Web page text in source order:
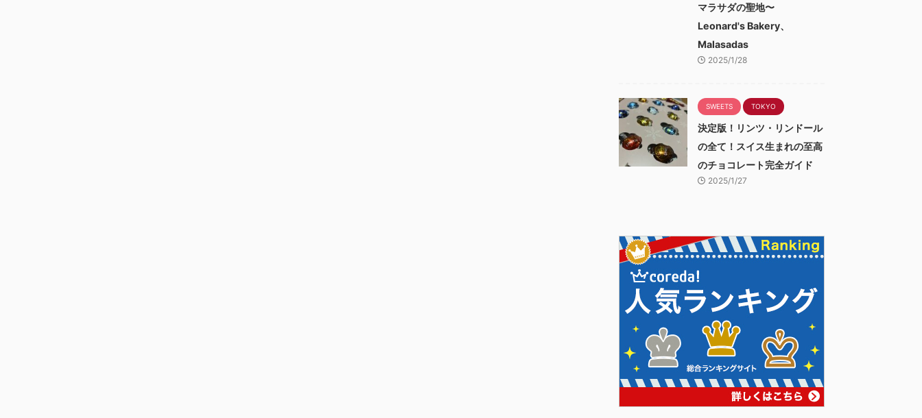
マラサダの聖地〜
Leonard's Bakery、
Malasadas
2025/1/28
SWEETS TOKYO
決定版！リンツ・リンドール
の全て！スイス生まれの至高
のチョコレート完全ガイド
2025/1/27